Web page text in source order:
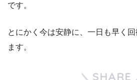
です。
とにかく今は安静に、一日も早く
ます。
SHARE